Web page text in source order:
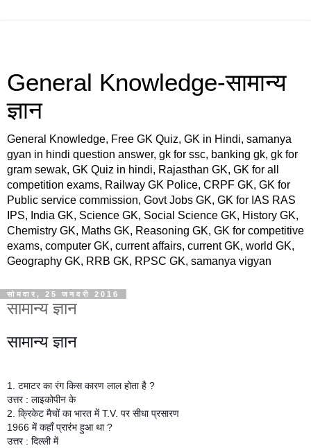
General Knowledge-सामान्य
ज्ञान
General Knowledge, Free GK Quiz, GK in Hindi, samanya
gyan in hindi question answer, gk for ssc, banking gk, gk for
gram sewak, GK Quiz in hindi, Rajasthan GK, GK for all
competition exams, Railway GK Police, CRPF GK, GK for
Public service commission, Govt Jobs GK, GK for IAS RAS
IPS, India GK, Science GK, Social Science GK, History GK,
Chemistry GK, Maths GK, Reasoning GK, GK for competitive
exams, computer GK, current affairs, current GK, world GK,
Geography GK, RRB GK, RPSC GK, samanya vigyan
सोमवार, 25 जनवरी 2016
सामान्य ज्ञान
सामान्य ज्ञान
1. टमाटर का रंग किस कारण लाल होता है ?
उत्तर : लाइकोपीन के
2. क्रिकेट मैचों का भारत में T.V. पर सीधा प्रसारण
1966 में कहाँ प्रारंभ हुआ था ?
उत्तर : दिल्ली में